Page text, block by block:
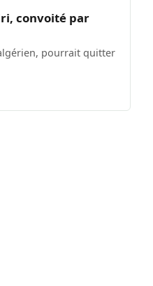
convoité par
pourrait quitter